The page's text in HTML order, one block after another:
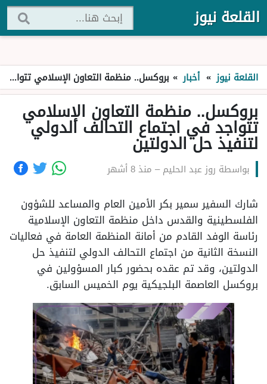
القلعة نيوز
القلعة نيوز » أخبار » بروكسل.. منظمة التعاون الإسلامي تتواجد في اجتماع التحالف الدولي لتنفيذ حل الدولتين
بروكسل.. منظمة التعاون الإسلامي
تتواجد في اجتماع التحالف الدولي
لتنفيذ حل الدولتين
بواسطة روز عبد الحليم– منذ 8 أشهر
شارك السفير سمير بكر الأمين العام والمساعد للشؤون
الفلسطينية والقدس داخل منظمة التعاون الإسلامية
رئاسة الوفد القادم من أمانة المنظمة العامة في فعاليات
النسخة الثانية من اجتماع التحالف الدولي لتنفيذ حل
الدولتين، وقد تم عقده بحضور كبار المسؤولين في
بروكسل العاصمة البلجيكية يوم الخميس السابق.